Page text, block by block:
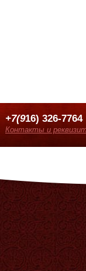
+7(916) 326-7764
Контакты и